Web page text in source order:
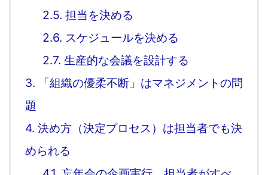
2.5. 担当を決める
2.6. スケジュールを決める
2.7. 生産的な会議を設計する
3. 「組織の優柔不断」はマネジメントの問
題
4. 決め方（決定プロセス）は担当者でも決
められる